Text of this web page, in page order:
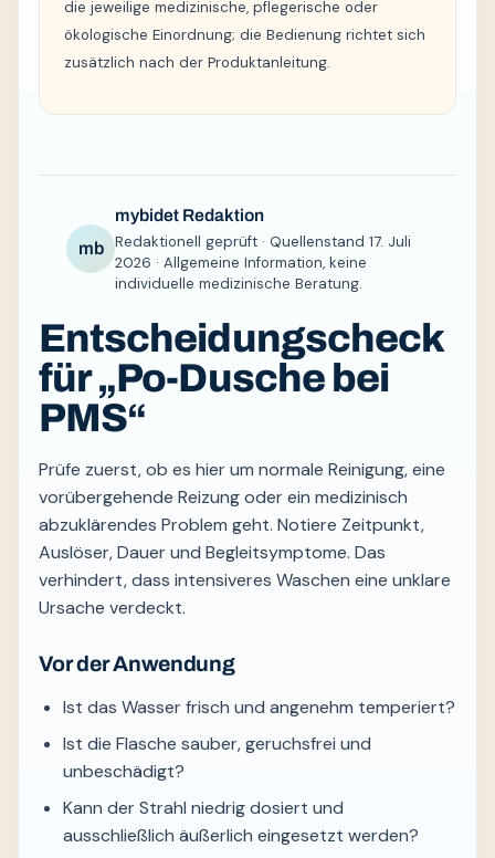
die jeweilige medizinische, pflegerische oder
ökologische Einordnung; die Bedienung richtet sich
zusätzlich nach der Produktanleitung.
mb
mybidet Redaktion
Redaktionell geprüft · Quellenstand 17. Juli
2026 · Allgemeine Information, keine
individuelle medizinische Beratung.
Entscheidungscheck
für „Po-Dusche bei
PMS“
Prüfe zuerst, ob es hier um normale Reinigung, eine
vorübergehende Reizung oder ein medizinisch
abzuklärendes Problem geht. Notiere Zeitpunkt,
Auslöser, Dauer und Begleitsymptome. Das
verhindert, dass intensiveres Waschen eine unklare
Ursache verdeckt.
Vor der Anwendung
Ist das Wasser frisch und angenehm temperiert?
Ist die Flasche sauber, geruchsfrei und
unbeschädigt?
Kann der Strahl niedrig dosiert und
ausschließlich äußerlich eingesetzt werden?